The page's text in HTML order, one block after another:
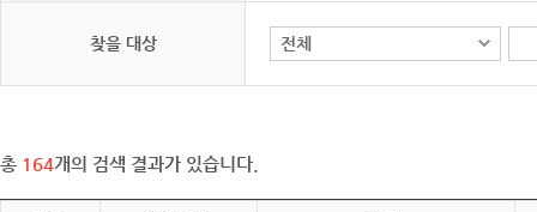
찾을 대상
총 164개의 검색 결과가 있습니다.